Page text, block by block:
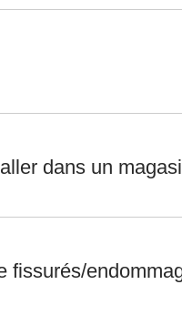
dans un
fissurés/